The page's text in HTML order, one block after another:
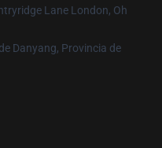
Lane London, Oh
Danyang, Provincia de